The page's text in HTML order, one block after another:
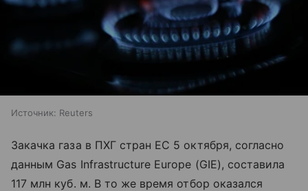
Источник: Reuters
Закачка газа в ПХГ стран ЕС 5 октября, согласно
данным Gas Infrastructure Europe (GIE), составила
117 млн куб. м. В то же время отбор оказался